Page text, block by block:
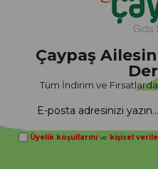
Çaypaş
Tüm İndirim ve
Üyelik koşullarını ve kişisel